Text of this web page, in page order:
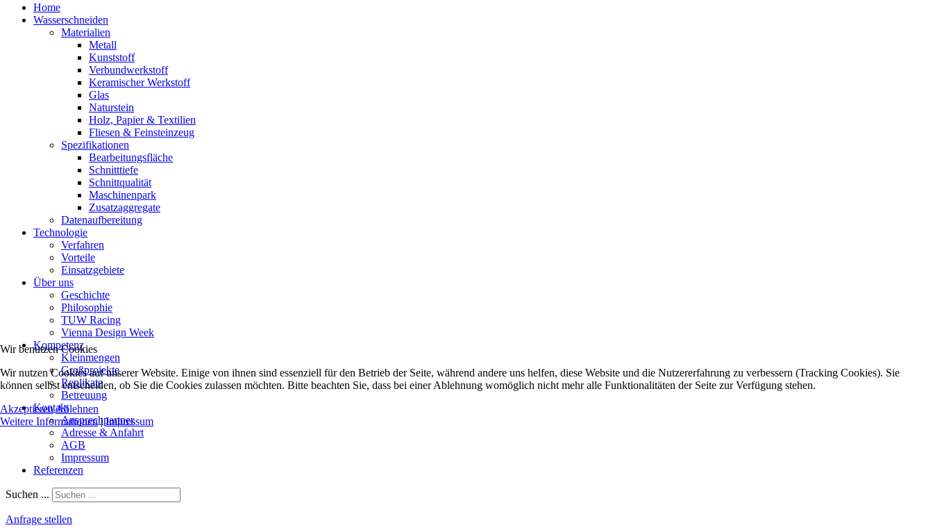
Home
Wasserschneiden
Materialien
Metall
Kunststoff
Verbundwerkstoff
Keramischer Werkstoff
Glas
Naturstein
Holz, Papier & Textilien
Fliesen & Feinsteinzeug
Spezifikationen
Bearbeitungsfläche
Schnitttiefe
Schnittqualität
Maschinenpark
Zusatzaggregate
Datenaufbereitung
Technologie
Verfahren
Vorteile
Einsatzgebiete
Über uns
Geschichte
Philosophie
TUW Racing
Vienna Design Week
Kompetenz
Kleinmengen
Großprojekte
Replikate
Betreuung
Kontakt
Ansprechpartner
Adresse & Anfahrt
AGB
Impressum
Referenzen
Suchen ...
Anfrage stellen
Wir benutzen Cookies
Wir nutzen Cookies auf unserer Website. Einige von ihnen sind essenziell für den Betrieb der Seite, während andere uns helfen, diese Website und die Nutzererfahrung zu verbessern (Tracking Cookies). Sie
können selbst entscheiden, ob Sie die Cookies zulassen möchten. Bitte beachten Sie, dass bei einer Ablehnung womöglich nicht mehr alle Funktionalitäten der Seite zur Verfügung stehen.
AkzeptierenAblehnen
Weitere Informationen|Impressum